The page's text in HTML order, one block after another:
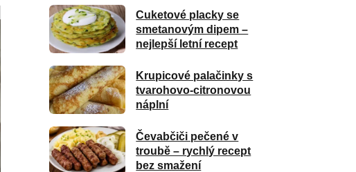
Cuketové placky se
smetanovým dipem –
nejlepší letní recept
Krupicové palačinky s
tvarohovo-citronovou
náplní
Čevabčiči pečené v
troubě – rychlý recept
bez smažení